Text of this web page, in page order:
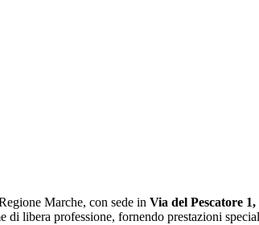
Marche, con sede in Via del Pescatore
libera professione, fornendo prestazioni